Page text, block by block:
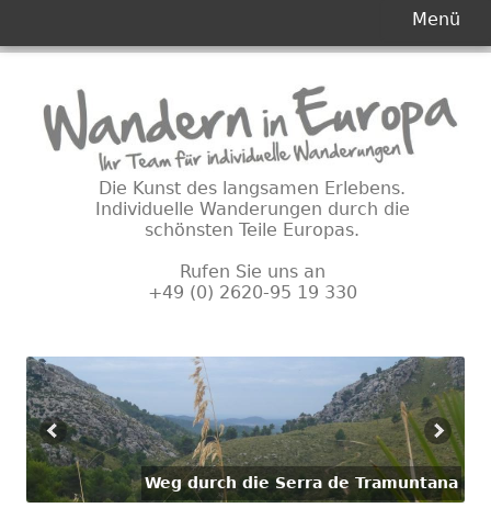
Inhalt
Die Kunst des langsamen Erlebens.
Individuelle Wanderungen durch die
schönsten Teile Europas.
Rufen Sie uns an
+49 (0) 2620-95 19 330
Menü
Weg durch die Serra de Tramuntana